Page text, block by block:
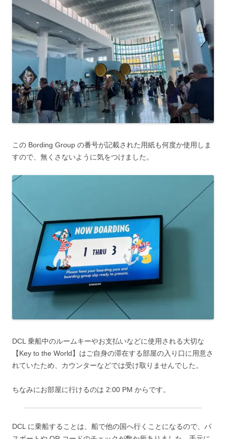
この Bording Group の番号が記載された用紙も何度か使用しま
すので、無くさないように気をつけました。
DCL 乗船中のルームキーやお支払いなどに使用される大切な
【Key to the World】はご自身の滞在する部屋の入り口に用意さ
れていたため、カウンターなどでは受け取りませんでした。
ちなみにお部屋に行けるのは 2:00 PM からです。
DCL に乗船することは、船で他の国へ行くことになるので、パ